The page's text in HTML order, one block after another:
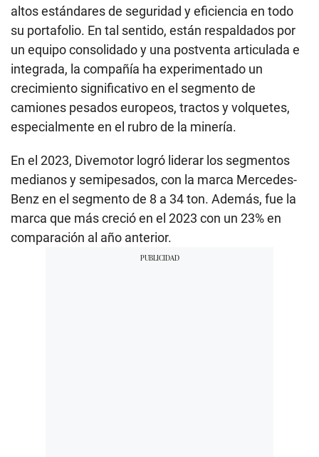
altos estándares de seguridad y eficiencia en todo
su portafolio. En tal sentido, están respaldados por
un equipo consolidado y una postventa articulada e
integrada, la compañía ha experimentado un
crecimiento significativo en el segmento de
camiones pesados europeos, tractos y volquetes,
especialmente en el rubro de la minería.
En el 2023, Divemotor logró liderar los segmentos
medianos y semipesados, con la marca Mercedes-
Benz en el segmento de 8 a 34 ton. Además, fue la
marca que más creció en el 2023 con un 23% en
comparación al año anterior.